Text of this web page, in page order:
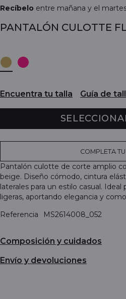
Recíbelo entre mañana y el
PANTALÓN CULOTTE
Encuentra tu talla Guía de
COMPLETA
Pantalón culotte de corte amplio
beige. Diseño cómodo, cintura
laterales para un estilo casual.
ligeras, aportando elegancia y
Referencia
MS2614008_052
Composición y cuidados
Envío y devoluciones